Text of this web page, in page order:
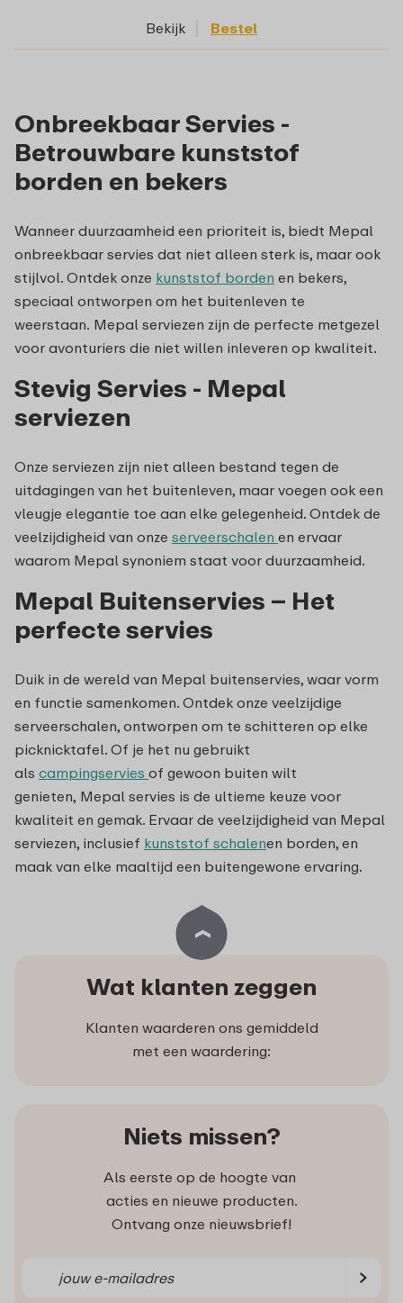
Bekijk Bestel
Onbreekbaar Servies -
Betrouwbare kunststof
borden en bekers
Wanneer duurzaamheid een prioriteit is, biedt Mepal
onbreekbaar servies dat niet alleen sterk is, maar ook
stijlvol. Ontdek onze kunststof borden en bekers,
speciaal ontworpen om het buitenleven te
weerstaan. Mepal serviezen zijn de perfecte metgezel
voor avonturiers die niet willen inleveren op kwaliteit.
Stevig Servies - Mepal
serviezen
Onze serviezen zijn niet alleen bestand tegen de
uitdagingen van het buitenleven, maar voegen ook een
vleugje elegantie toe aan elke gelegenheid. Ontdek de
veelzijdigheid van onze serveerschalen en ervaar
waarom Mepal synoniem staat voor duurzaamheid.
Mepal Buitenservies – Het
perfecte servies
Duik in de wereld van Mepal buitenservies, waar vorm
en functie samenkomen. Ontdek onze veelzijdige
serveerschalen, ontworpen om te schitteren op elke
picknicktafel. Of je het nu gebruikt
als campingservies of gewoon buiten wilt
genieten, Mepal servies is de ultieme keuze voor
kwaliteit en gemak. Ervaar de veelzijdigheid van Mepal
serviezen, inclusief kunststof schalenen borden, en
maak van elke maaltijd een buitengewone ervaring.
Wat klanten zeggen
Klanten waarderen ons gemiddeld
met een waardering:
Niets missen?
Als eerste op de hoogte van
acties en nieuwe producten.
Ontvang onze nieuwsbrief!